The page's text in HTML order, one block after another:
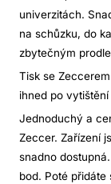
univerzitách.
na schůzku, do
zbytečným
Tisk se
ihned po
Jednoduchý a
Zeccer. Zařízení
snadno
bod. Poté přidáte